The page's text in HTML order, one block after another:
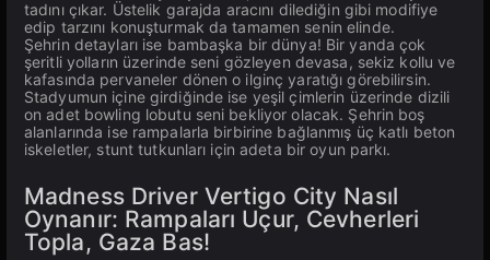
tadını çıkar. Üstelik garajda aracını dilediğin gibi modifiye
edip tarzını konuşturmak da tamamen senin elinde.
Şehrin detayları ise bambaşka bir dünya! Bir yanda çok
şeritli yolların üzerinde seni gözleyen devasa, sekiz kollu ve
kafasında pervaneler dönen o ilginç yaratığı görebilirsin.
Stadyumun içine girdiğinde ise yeşil çimlerin üzerinde dizili
on adet bowling lobutu seni bekliyor olacak. Şehrin boş
alanlarında ise rampalarla birbirine bağlanmış üç katlı beton
iskeletler, stunt tutkunları için adeta bir oyun parkı.
Madness Driver Vertigo City Nasıl
Oynanır: Rampaları Uçur, Cevherleri
Topla, Gaza Bas!